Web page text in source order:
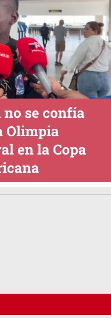
no se confía
Olimpia
en la Copa